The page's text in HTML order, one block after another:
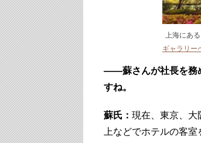
上海にあ
ギャラリー
――蘇さんが社長を務
すね。
蘇氏： 現在、東京、大
上などでホテルの客